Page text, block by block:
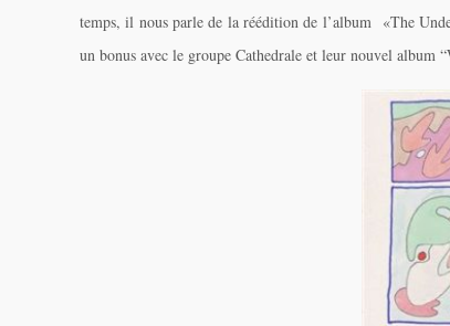
temps, il nous parle de la réédition de l’album «The
un bonus avec le groupe Cathedrale et leur nouvel album